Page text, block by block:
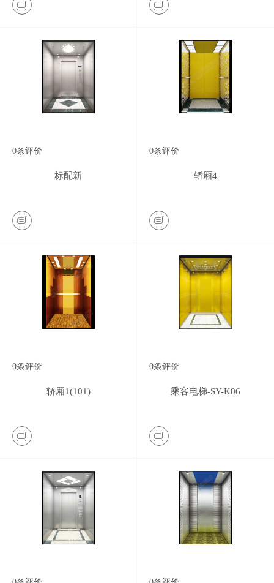
0条评价
标配新
0条评价
轿厢4
0条评价
轿厢1(101)
0条评价
乘客电梯-SY-K06